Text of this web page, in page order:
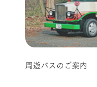
周遊バスのご案内